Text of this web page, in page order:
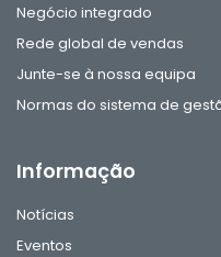
Negócio integrado
Rede global de vendas
Junte-se à nossa equipa
Normas do sistema de
Informação
Notícias
Eventos